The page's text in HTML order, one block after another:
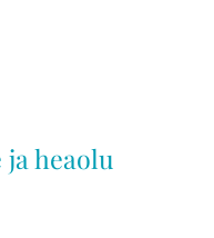
ja heaolu